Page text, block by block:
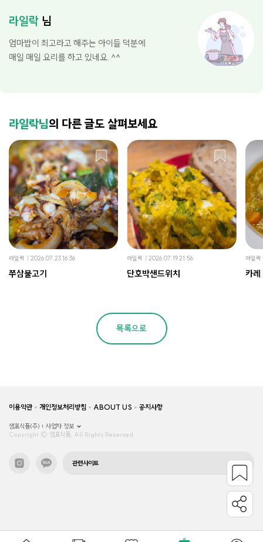
라일락 님
엄마밥이 최고라고 해주는 아이들 덕분에
매일 매일 요리를 하고 있네요. ^^
라일락님의 다른 글도 살펴보세요
라일락 2026.07.23 16:36
쭈삼불고기
라일락 2026.07.19 21:56
단호박샌드위치
라일락
카레
목록으로
이용약관 개인정보처리방침 ABOUT US 공지사항
샘표식품(주)
사업자 정보
Copyright © 샘표식품, All Rights Reserved.
관련사이트